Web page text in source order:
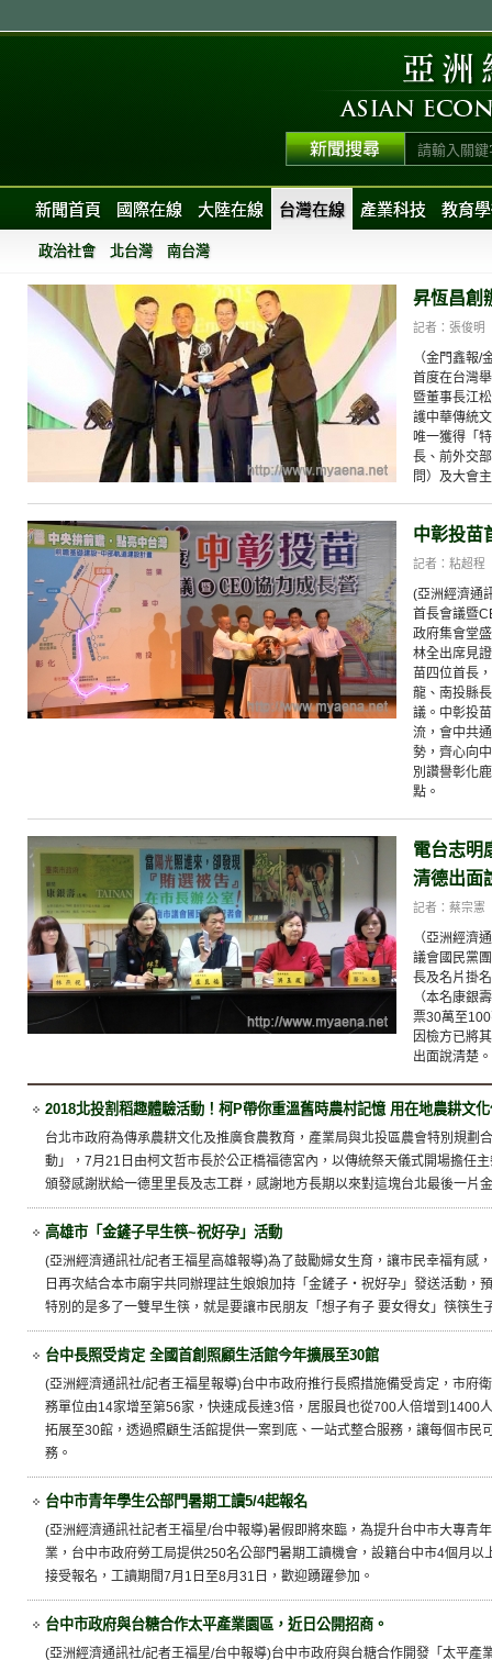
新聞首頁 國際在線 大陸在線 台灣在線 產業科技 教育
政治社會 北台灣 南台灣
昇恆昌創
記者：張俊明
（金門鑫報/
首度在台灣
暨董事長江
護中華傳統
唯一獲得「
長、前外交
問）及大會
中彰投苗
記者：粘超程
(亞洲經濟通
首長會議暨
政府集會堂
林全出席見
苗四位首長
龍、南投縣
議。中彰投
流，會中共
勢，齊心向
別讚譽彰化
點。
電台志明
清德出面
記者：蔡宗憲
（亞洲經濟
議會國民黨
長及名片掛
（本名康銀
票30萬至
因檢方已將
出面說清楚。
2018北投割稻趣體驗活動！柯P帶你重溫舊時農村記憶 用在地農耕文
台北市政府為傳承農耕文化及推廣食農教育，產業局與北投區農會特別規劃
動」，7月21日由柯文哲市長於公正橋福德宮內，以傳統祭天儀式開場擔任
頒發感謝狀給一德里里長及志工群，感謝地方長期以來對這塊台北最後一片
高雄市「金鏟子早生筷~祝好孕」活動
(亞洲經濟通訊社/記者王福星高雄報導)為了鼓勵婦女生育，讓市民幸福有感
日再次結合本市廟宇共同辦理註生娘娘加持「金鏟子‧祝好孕」發送活動，
特別的是多了一雙早生筷，就是要讓市民朋友「想子有子 要女得女」筷筷生
台中長照受肯定 全國首創照顧生活館今年擴展至30館
(亞洲經濟通訊社/記者王福星報導)台中市政府推行長照措施備受肯定，市府
務單位由14家增至第56家，快速成長達3倍，居服員也從700人倍增到1400
拓展至30館，透過照顧生活館提供一案到底、一站式整合服務，讓每個市民
務。
台中市青年學生公部門暑期工讀5/4起報名
(亞洲經濟通訊社記者王福星/台中報導)暑假即將來臨，為提升台中市大專青
業，台中市政府勞工局提供250名公部門暑期工讀機會，設籍台中市4個月
接受報名，工讀期間7月1日至8月31日，歡迎踴躍參加。
台中市政府與台糖合作太平產業園區，近日公開招商。
(亞洲經濟通訊社/記者王福星/台中報導)台中市政府與台糖合作開發「太平產